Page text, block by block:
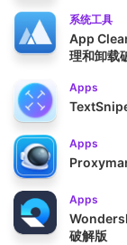
系统工具
App
理和卸载
Apps
Apps
Apps
破解版